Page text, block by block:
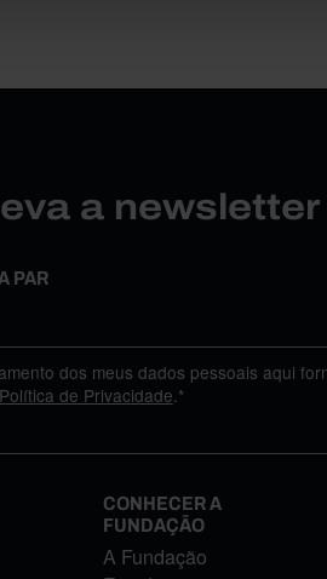
a
PAR
dos meus dados pessoais aqui
Política de Privacidade.*
CONHECER A
FUNDAÇÃO
A Fundação